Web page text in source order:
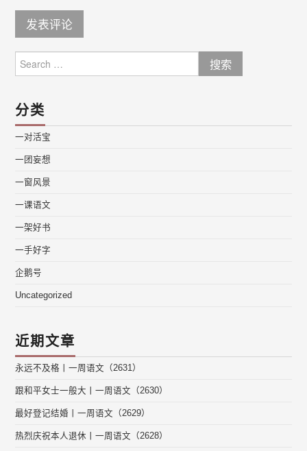
for:
分类
一对活宝
一团妄想
一窗风景
一课语文
一架好书
一手好字
企鹅号
Uncategorized
近期文章
永远不及格丨一周语文（2631）
跟和平女士一般大丨一周语文（2630）
最好登记结婚丨一周语文（2629）
热烈庆祝本人退休丨一周语文（2628）